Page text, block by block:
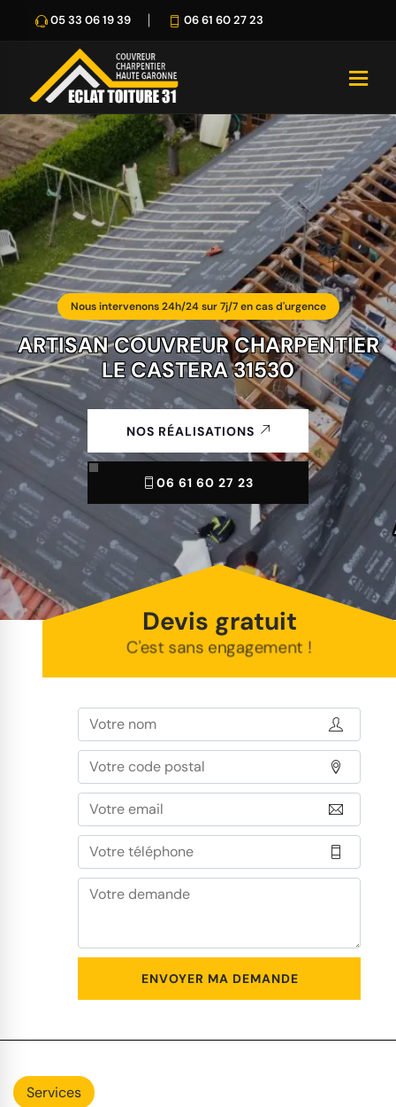
05 33 06 19 39 06 61 60 27 23
Nous intervenons 24h/24 sur 7j/7 en cas d'urgence
ARTISAN COUVREUR CHARPENTIER
LE CASTERA 31530
NOS RÉALISATIONS
06 61 60 27 23
Devis gratuit
C'est sans engagement !
Services